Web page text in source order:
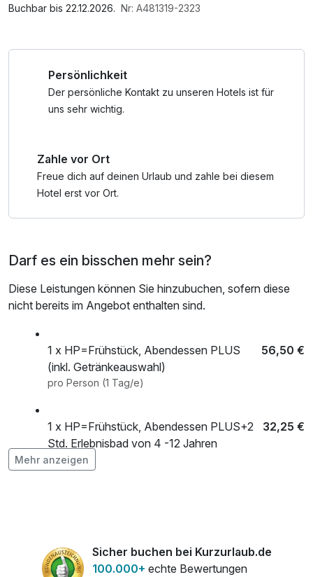
"Traumschloss", das Kinderspielzimmer zum Spielen und
**In der Getränkeauswahl zum Abendessen sind
enthalten: Softgetränke, Bier, Rot- und Weißwein
(Hauswein) und Tee.
W-LAN Nutzung / Internetnutzung
Buchbar bis 22.12.2026. Nr: A481319-2323
Persönlichkeit
Der persönliche Kontakt zu unseren Hotels ist für
uns sehr wichtig.
Zahle vor Ort
Freue dich auf deinen Urlaub und zahle bei diesem
Hotel erst vor Ort.
Darf es ein bisschen mehr sein?
Diese Leistungen können Sie hinzubuchen, sofern diese
nicht bereits im Angebot enthalten sind.
1 x HP=Frühstück, Abendessen PLUS
(inkl. Getränkeauswahl)
56,50 €
pro Person (1 Tag/e)
1 x HP=Frühstück, Abendessen PLUS+2
Std. Erlebnisbad von 4 -12 Jahren
32,25 €
1 x Frühstück für Kinder ab 13 Jahren
Mehr anzeigen
Sicher buchen bei Kurzurlaub.de
100.000+ echte Bewertungen